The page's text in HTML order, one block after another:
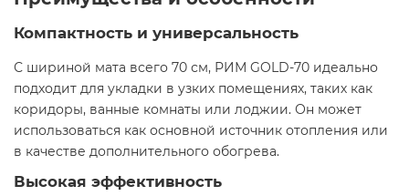
Компактность и универсальность
С шириной мата всего 70 см, РИМ GOLD-70 идеально
подходит для укладки в узких помещениях, таких как
коридоры, ванные комнаты или лоджии. Он может
использоваться как основной источник отопления или
в качестве дополнительного обогрева.
Высокая эффективность